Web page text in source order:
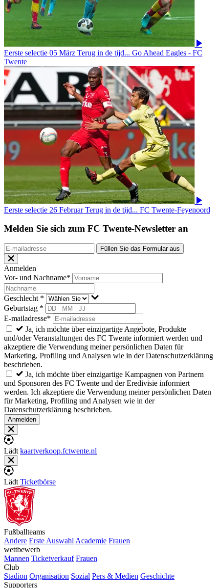
Eerste selectie 05 März Terug in de tijd... Go Ahead Eagles - FC
Twente
Eerste selectie 26 Februar Terug in de tijd... FC Twente-Feyenoord
Melden Sie sich zum FC Twente-Newsletter an
Füllen Sie das Formular aus
Anmelden
Vor- und Nachname*
Geschlecht *
Geburtstag *
E-mailadresse*
Ja, ich möchte über einzigartige Angebote, Produkte
und/oder Veranstaltungen des FC Twente informiert werden und
akzeptiere die Verwendung meiner persönlichen Daten für
Marketing, Profiling und Analysen wie in der Datenschutzerklärung
beschrieben.
Ja, ich möchte über einzigartige Kampagnen von Partnern
und Sponsoren des FC Twente und der Eredivisie informiert
werden. Ich akzeptiere die Verwendung meiner persönlichen Daten
für Marketing, Profiling und Analysen wie in der
Datenschutzerklärung beschrieben.
Anmelden
Lädt kaartverkoop.fctwente.nl
Lädt Ticketbörse
Fußballteams
Andere Erste Auswahl Academie Frauen
wettbewerb
Mannen Ticketverkauf Frauen
Club
Stadion Organisation Sozial Pers & Medien Geschichte
Supporters